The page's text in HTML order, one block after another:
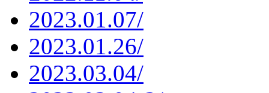
2023.01.07/
2023.01.26/
2023.03.04/